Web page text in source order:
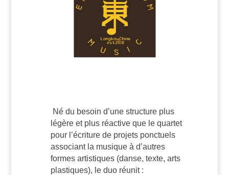
Né du besoin d’une structure plus
légère et plus réactive que le quartet
pour l’écriture de projets ponctuels
associant la musique à d’autres
formes artistiques (danse, texte, arts
plastiques), le duo réunit :